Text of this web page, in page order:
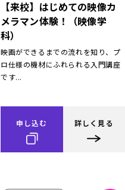
【来校】はじめての映像カ
メラマン体験！（映像学
科）
映画ができるまでの流れを知り、プ
ロ仕様の機材にふれられる入門講座
です...
申し込む 詳しく見る